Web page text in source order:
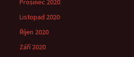
Prosinec 2020
Listopad 2020
Říjen 2020
Září 2020